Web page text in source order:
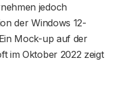
jedoch
der Windows 12-
Mock-up auf der
im Oktober 2022 zeigt